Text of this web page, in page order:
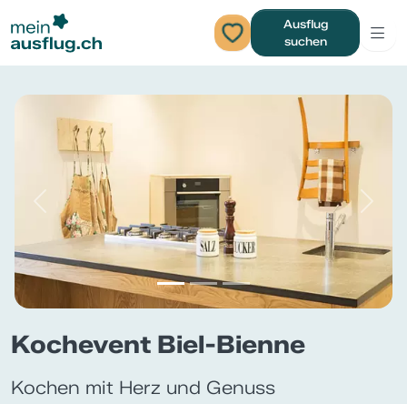
Ausflug
suchen
Previous Next
Kochevent Biel-Bienne
Kochen mit Herz und Genuss